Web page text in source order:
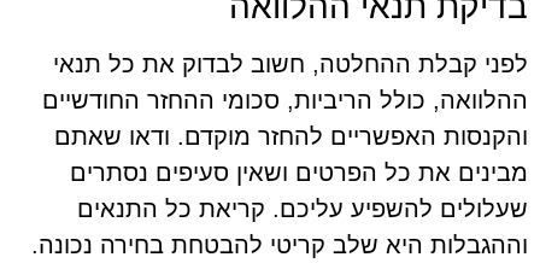
לפני קבלת ההחלטה, חשוב לבדוק את כל תנאי
ההלוואה, כולל הריביות, סכומי ההחזר החודשיים
והקנסות האפשריים להחזר מוקדם. ודאו שאתם
מבינים את כל הפרטים ושאין סעיפים נסתרים
שעלולים להשפיע עליכם. קריאת כל התנאים
וההגבלות היא שלב קריטי להבטחת בחירה נכונה.